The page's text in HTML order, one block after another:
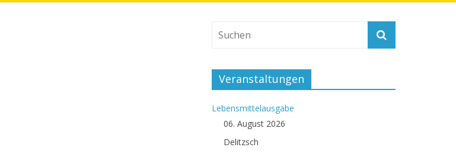
Veranstaltungen
Lebensmittelausgabe
06. August 2026
Delitzsch